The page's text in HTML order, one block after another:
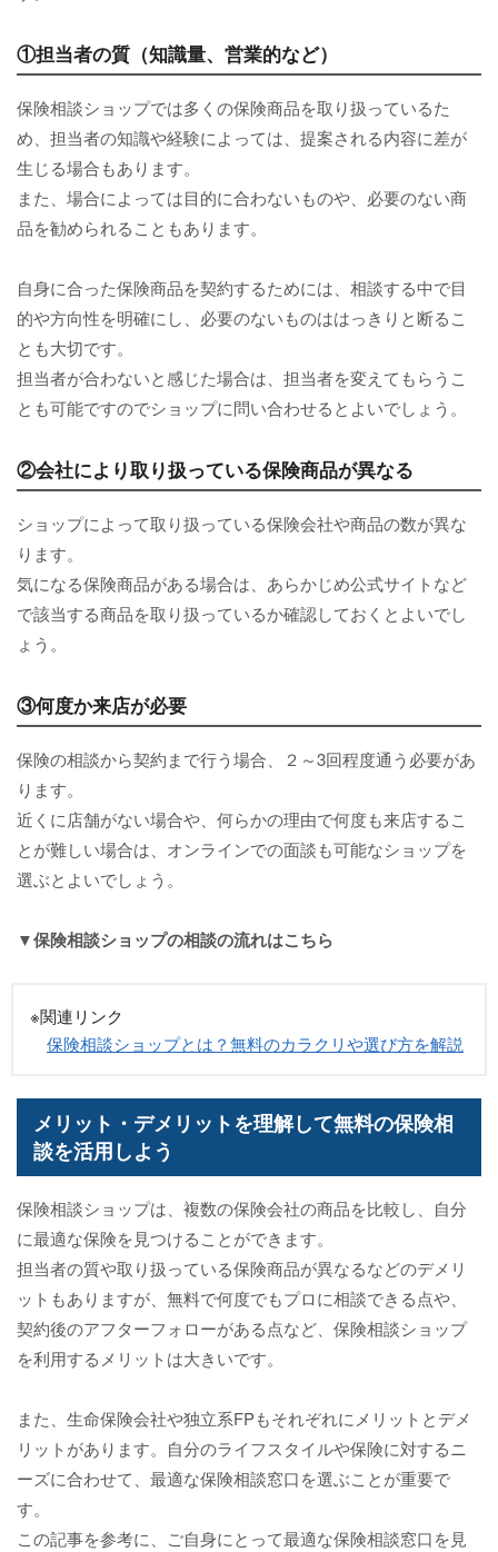
①担当者の質（知識量、営業的など）
保険相談ショップでは多くの保険商品を取り扱っているた
め、担当者の知識や経験によっては、提案される内容に差が
生じる場合もあります。
また、場合によっては目的に合わないものや、必要のない商
品を勧められることもあります。
自身に合った保険商品を契約するためには、相談する中で目
的や方向性を明確にし、必要のないものははっきりと断るこ
とも大切です。
担当者が合わないと感じた場合は、担当者を変えてもらうこ
とも可能ですのでショップに問い合わせるとよいでしょう。
②会社により取り扱っている保険商品が異なる
ショップによって取り扱っている保険会社や商品の数が異な
ります。
気になる保険商品がある場合は、あらかじめ公式サイトなど
で該当する商品を取り扱っているか確認しておくとよいでし
ょう。
③何度か来店が必要
保険の相談から契約まで行う場合、２～3回程度通う必要があ
ります。
近くに店舗がない場合や、何らかの理由で何度も来店するこ
とが難しい場合は、オンラインでの面談も可能なショップを
選ぶとよいでしょう。
▼保険相談ショップの相談の流れはこちら
※関連リンク
保険相談ショップとは？無料のカラクリや選び方を解説
メリット・デメリットを理解して無料の保険相
談を活用しよう
保険相談ショップは、複数の保険会社の商品を比較し、自分
に最適な保険を見つけることができます。
担当者の質や取り扱っている保険商品が異なるなどのデメリ
ットもありますが、無料で何度でもプロに相談できる点や、
契約後のアフターフォローがある点など、保険相談ショップ
を利用するメリットは大きいです。
また、生命保険会社や独立系FPもそれぞれにメリットとデメ
リットがあります。自分のライフスタイルや保険に対するニ
ーズに合わせて、最適な保険相談窓口を選ぶことが重要で
す。
この記事を参考に、ご自身にとって最適な保険相談窓口を見